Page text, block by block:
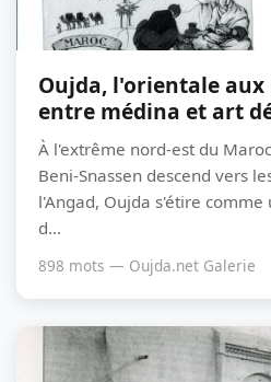
Oujda, l'orientale
entre médina et art
À l'extrême nord-est du
Beni-Snassen descend vers
l'Angad, Oujda s'étire
d...
898 mots — Oujda.net Galerie